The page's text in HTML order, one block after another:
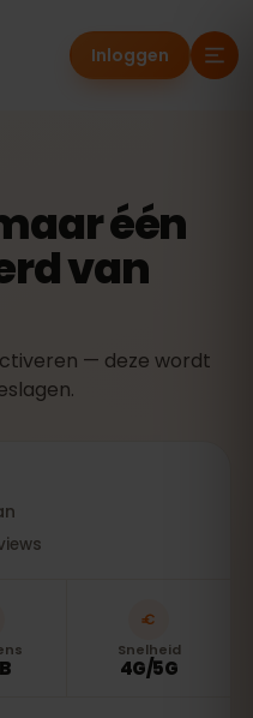
Inloggen
één
van
— deze wordt
Snelheid
4G/5G